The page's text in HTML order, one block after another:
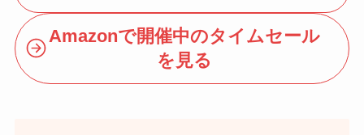
Amazonで開催中のタイムセール
を見る